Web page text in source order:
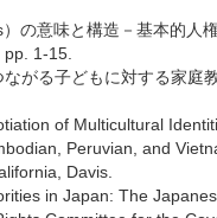
の意味と構造－基本的人
1-15.
がる子どもに対する家庭
of Multicultural
Peruvian, and
Davis.
in Japan: The